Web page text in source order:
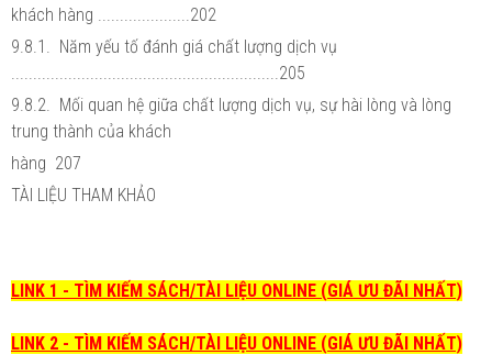
khách hàng .....................202
9.8.1. Năm yếu tố đánh giá chất lượng dịch vụ
.............................................................205
9.8.2. Mối quan hệ giữa chất lượng dịch vụ, sự hài lòng và lòng
trung thành của khách
hàng 207
TÀI LIỆU THAM KHẢO
LINK 1 - TÌM KIẾM SÁCH/TÀI LIỆU ONLINE (GIÁ ƯU ĐÃI NHẤT)
LINK 2 - TÌM KIẾM SÁCH/TÀI LIỆU ONLINE (GIÁ ƯU ĐÃI NHẤT)